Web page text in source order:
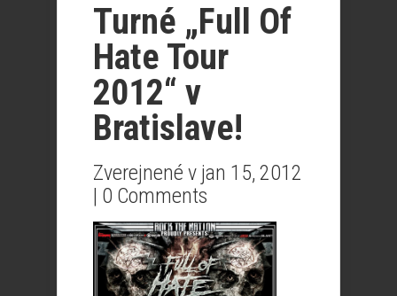
Turné „Full Of
Hate Tour
2012“ v
Bratislave!
Zverejnené v jan 15, 2012
| 0 Comments